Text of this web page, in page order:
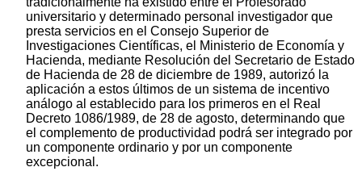
universitario y determinado personal investigador que
presta servicios en el Consejo Superior de
Investigaciones Científicas, el Ministerio de Economía y
Hacienda, mediante Resolución del Secretario de Estado
de Hacienda de 28 de diciembre de 1989, autorizó la
aplicación a estos últimos de un sistema de incentivo
análogo al establecido para los primeros en el Real
Decreto 1086/1989, de 28 de agosto, determinando que
el complemento de productividad podrá ser integrado por
un componente ordinario y por un componente
excepcional.